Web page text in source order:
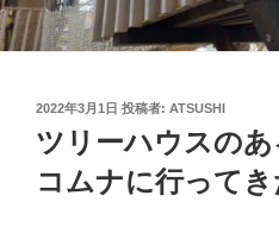
投
日:
2022年3月1日 投稿者: ATSUSHI
ツリーハウスの
コムナに行ってき